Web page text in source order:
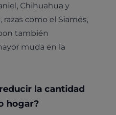
Chihuahua y
como el Siamés,
también
muda en la
la cantidad
hogar?